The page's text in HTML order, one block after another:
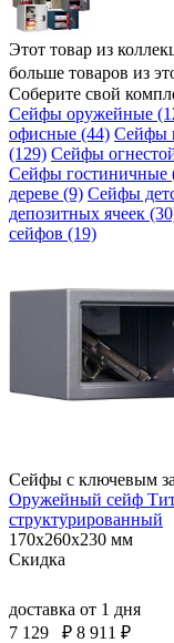
Этот товар из
больше товаров из
Соберите свой
Сейфы оружейные
офисные (44) Сейфы
(129) Сейфы
Сейфы гостиничные
дереве (9) Сейфы
депозитных ячеек
сейфов (19)
Сейфы с ключевым
Оружейный сейф
структурированный
170x260x230 мм
Скидка
доставка от 1 дня
7 129
₽ 8 911 ₽